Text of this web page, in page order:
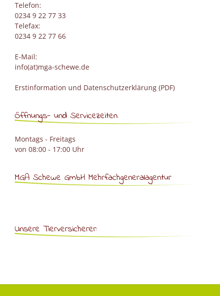
Telefon:
0234 9 22 77 33
Telefax:
0234 9 22 77 66
E-Mail:
info(at)mga-schewe.de
Erstinformation und Datenschutzerklärung (PDF)
Öffnungs- und Servicezeiten
Montags - Freitags
von 08:00 - 17:00 Uhr
MGA Schewe GmbH Mehrfachgeneralagentur
Unsere Tierversicherer: